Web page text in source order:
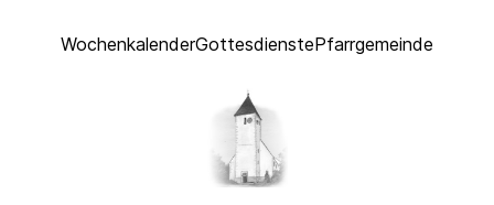
WochenkalenderGottesdienstePfarrgemeinde